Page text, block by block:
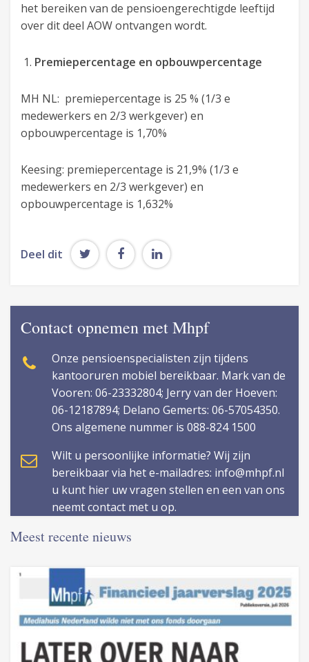
het bereiken van de pensioengerechtigde leeftijd
over dit deel AOW ontvangen wordt.
Premiepercentage en opbouwpercentage
MH NL: premiepercentage is 25 % (1/3 e
medewerkers en 2/3 werkgever) en
opbouwpercentage is 1,70%
Keesing: premiepercentage is 21,9% (1/3 e
medewerkers en 2/3 werkgever) en
opbouwpercentage is 1,632%
Deel dit
Contact opnemen met Mhpf
Onze pensioenspecialisten zijn tijdens
kantooruren mobiel bereikbaar. Mark van de
Vooren: 06-23332804; Jerry van der Hoeven:
06-12187894; Delano Gemerts: 06-57054350.
Ons algemene nummer is 088-824 1500
Wilt u persoonlijke informatie? Wij zijn
bereikbaar via het e-mailadres: info@mhpf.nl
u kunt hier uw vragen stellen en een van ons
neemt contact met u op.
Meest recente nieuws